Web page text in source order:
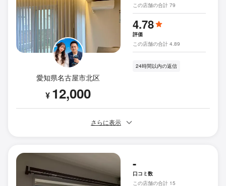
愛知県名古屋市北区
¥ 12,000
この店舗の合計 79
4.78
評価
この店舗の合計 4.89
24時間以内の返信
さらに表示
-
口コミ数
この店舗の合計 15